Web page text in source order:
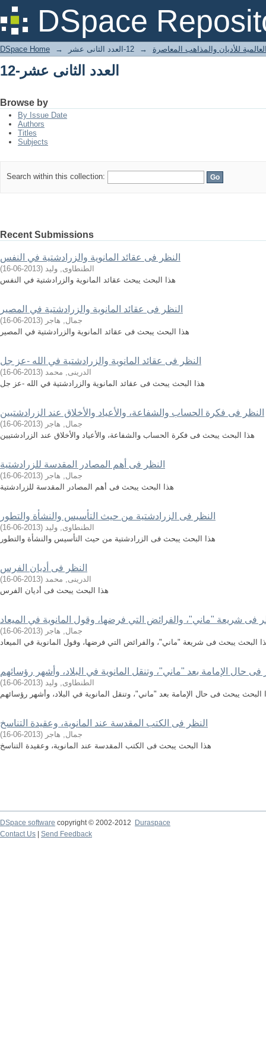
DSpace
12-العدد الثانى عشر
DSpace Home → للأديان والمذاهب المعاصرة → 12-العدد الثانى عشر
12-العدد الثانى عشر
Browse by
By Issue Date
Authors
Titles
Subjects
Search within this collection:
Recent Submissions
النظر فى عقائد المانوية والزرادشتية في النفس
الطنطاوى, وليد (
2013-06-16
)
هذا البحث يبحث عقائد المانوية والزرادشتية في النفس
النظر فى عقائد المانوية والزرادشتية في المصير
جمال, هاجر (
2013-06-16
)
هذا البحث يبحث فى عقائد المانوية والزرادشتية في المصير
النظر فى عقائد المانوية والزرادشتية في الله -عز جل
الدرينى, محمد (
2013-06-16
)
هذا البحث يبحث فى عقائد المانوية والزرادشتية في الله -عز جل
النظر فى فكرة الحساب والشفاعة، والأعياد والأخلاق عند الزرادشتيين
جمال, هاجر (
2013-06-16
)
هذا البحث يبحث فى فكرة الحساب والشفاعة، والأعياد والأخلاق عند الزرادشتيين
النظر فى أهم المصادر المقدسة للزرادشتية
جمال, هاجر (
2013-06-16
)
هذا البحث يبحث فى أهم المصادر المقدسة للزرادشتية
النظر فى الزرادشتية من حيث التأسيس والنشأة والتطور
الطنطاوى, وليد (
2013-06-16
)
هذا البحث يبحث فى الزرادشتية من حيث التأسيس والنشأة والتطور
النظر فى أديان الفرس
الدرينى, محمد (
2013-06-16
)
هذا البحث يبحث فى أديان الفرس
فى شريعة "ماني"، والفرائض التي فرضها، وقول المانوية في الميعاد
جمال, هاجر (
2013-06-16
)
البحث يبحث فى شريعة "ماني"، والفرائض التي فرضها، وقول المانوية في الميعاد
فى حال الإمامة بعد "ماني"، وتنقل المانوية في البلاد، وأشهر رؤسائهم
الطنطاوى, وليد (
2013-06-16
)
البحث يبحث فى حال الإمامة بعد "ماني"، وتنقل المانوية في البلاد، وأشهر رؤسائهم
النظر فى الكتب المقدسة عند المانوية، وعقيدة التناسخ
جمال, هاجر (
2013-06-16
)
هذا البحث يبحث فى الكتب المقدسة عند المانوية، وعقيدة التناسخ
DSpace software copyright © 2002-2012
Duraspace
Contact Us
Send Feedback